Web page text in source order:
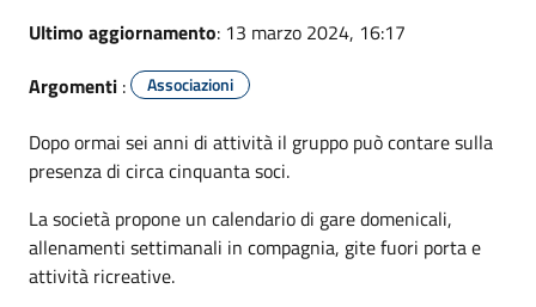
Ultimo aggiornamento: 13 marzo 2024, 16:17
Argomenti : Associazioni
Dopo ormai sei anni di attività il gruppo può contare sulla
presenza di circa cinquanta soci.
La società propone un calendario di gare domenicali,
allenamenti settimanali in compagnia, gite fuori porta e
attività ricreative.